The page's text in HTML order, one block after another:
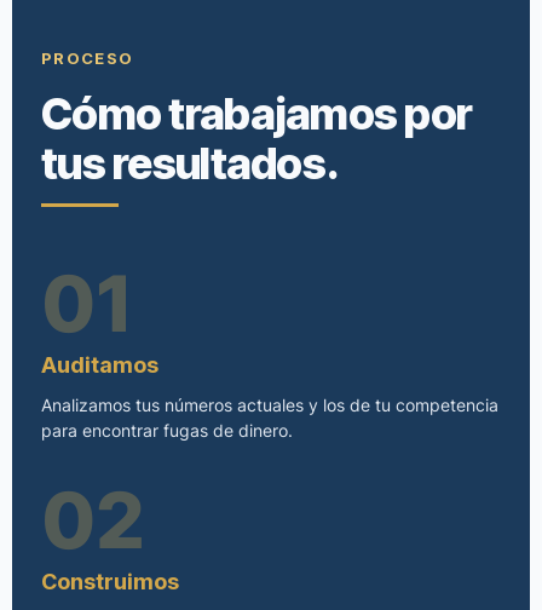
PROCESO
Cómo trabajamos por
tus resultados.
01
Auditamos
Analizamos tus números actuales y los de tu competencia
para encontrar fugas de dinero.
02
Construimos